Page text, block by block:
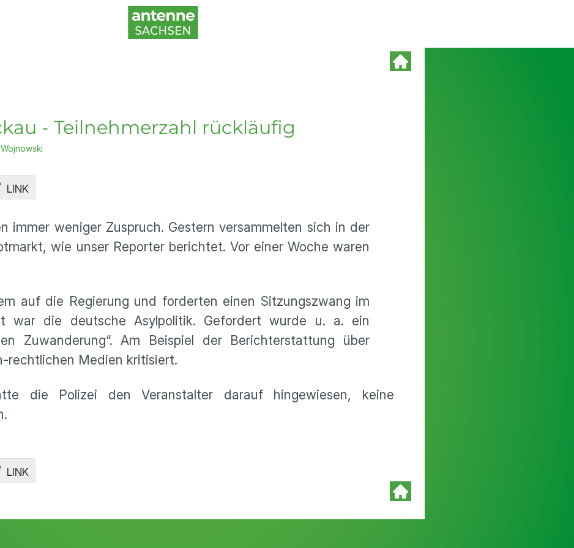
- Teilnehmerzahl rückläufig
LINK
immer weniger Zuspruch. Gestern versammelten sich in der
wie unser Reporter berichtet. Vor einer Woche waren
auf die Regierung und forderten einen Sitzungszwang im
war die deutsche Asylpolitik. Gefordert wurde u. a. ein
Zuwanderung“. Am Beispiel der Berichterstattung über
rechtlichen Medien kritisiert.
die Polizei den Veranstalter darauf hingewiesen, keine
LINK